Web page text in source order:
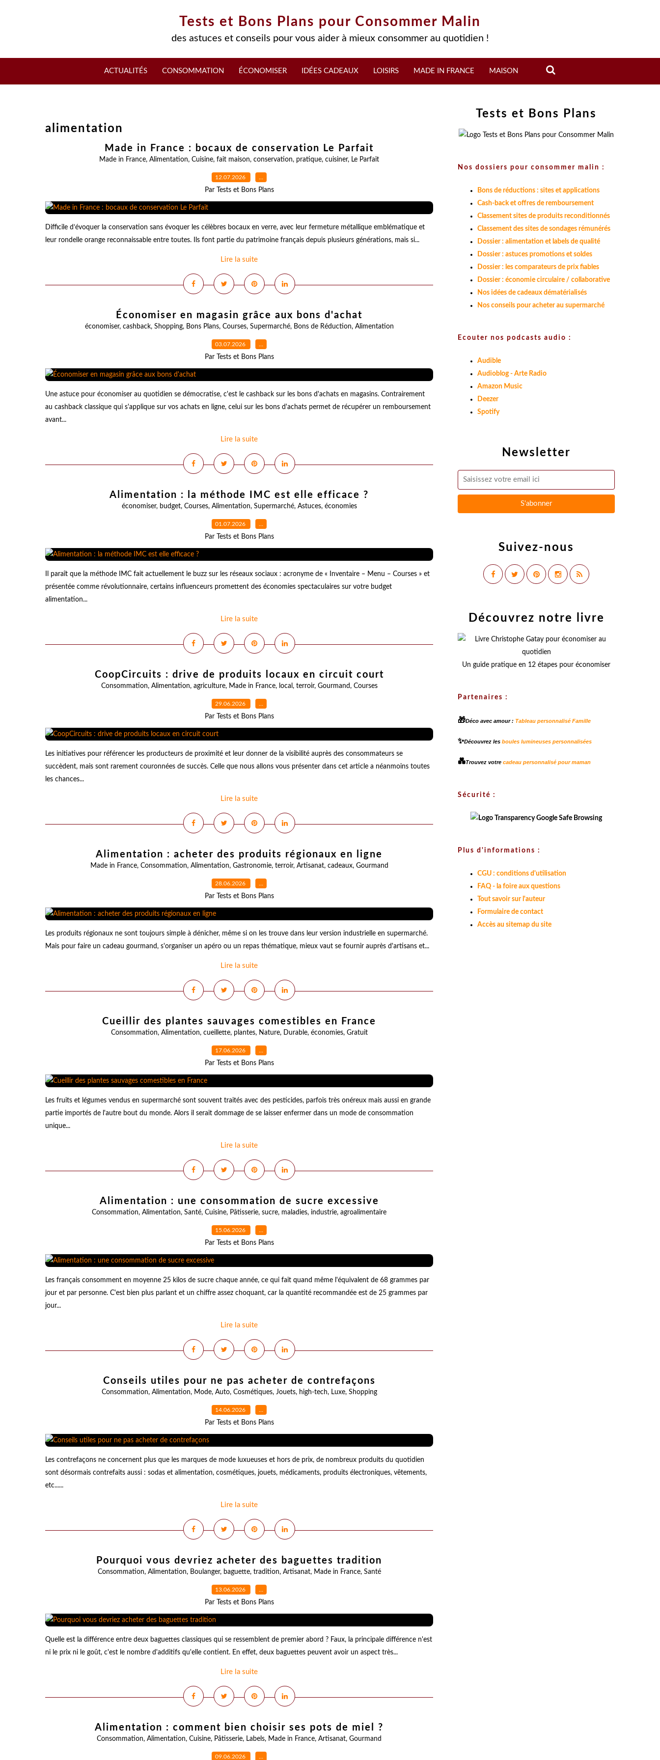
Tests et Bons Plans pour Consommer Malin
des astuces et conseils pour vous aider à mieux consommer au quotidien !
ACTUALITÉS CONSOMMATION ÉCONOMISER IDÉES CADEAUX LOISIRS MADE IN FRANCE MAISON
alimentation
Made in France : bocaux de conservation Le Parfait
Made in France, Alimentation, Cuisine, fait maison, conservation, pratique, cuisiner, Le Parfait
12.07.2026 …
Par Tests et Bons Plans
Difficile d’évoquer la conservation sans évoquer les célèbres bocaux en verre, avec leur fermeture métallique emblématique et
leur rondelle orange reconnaissable entre toutes. Ils font partie du patrimoine français depuis plusieurs générations, mais si...
Lire la suite
Économiser en magasin grâce aux bons d'achat
économiser, cashback, Shopping, Bons Plans, Courses, Supermarché, Bons de Réduction, Alimentation
03.07.2026 …
Par Tests et Bons Plans
Une astuce pour économiser au quotidien se démocratise, c'est le cashback sur les bons d'achats en magasins. Contrairement
au cashback classique qui s'applique sur vos achats en ligne, celui sur les bons d'achats permet de récupérer un remboursement
avant...
Lire la suite
Alimentation : la méthode IMC est elle efficace ?
économiser, budget, Courses, Alimentation, Supermarché, Astuces, économies
01.07.2026 …
Par Tests et Bons Plans
Il paraît que la méthode IMC fait actuellement le buzz sur les réseaux sociaux : acronyme de « Inventaire – Menu – Courses » et
présentée comme révolutionnaire, certains influenceurs promettent des économies spectaculaires sur votre budget
alimentation...
Lire la suite
CoopCircuits : drive de produits locaux en circuit court
Consommation, Alimentation, agriculture, Made in France, local , terroir, Gourmand, Courses
29.06.2026 …
Par Tests et Bons Plans
Les initiatives pour référencer les producteurs de proximité et leur donner de la visibilité auprès des consommateurs se
succèdent, mais sont rarement couronnées de succès. Celle que nous allons vous présenter dans cet article a néanmoins toutes
les chances...
Lire la suite
Alimentation : acheter des produits régionaux en ligne
Made in France, Consommation, Alimentation, Gastronomie, terroir, Artisanat, cadeaux, Gourmand
28.06.2026 …
Par Tests et Bons Plans
Les produits régionaux ne sont toujours simple à dénicher, même si on les trouve dans leur version industrielle en supermarché.
Mais pour faire un cadeau gourmand, s'organiser un apéro ou un repas thématique, mieux vaut se fournir auprès d'artisans et...
Lire la suite
Cueillir des plantes sauvages comestibles en France
Consommation, Alimentation, cueillette, plantes, Nature, Durable, économies, Gratuit
17.06.2026 …
Par Tests et Bons Plans
Les fruits et légumes vendus en supermarché sont souvent traités avec des pesticides, parfois très onéreux mais aussi en grande
partie importés de l'autre bout du monde. Alors il serait dommage de se laisser enfermer dans un mode de consommation
unique...
Lire la suite
Alimentation : une consommation de sucre excessive
Consommation, Alimentation, Santé, Cuisine, Pâtisserie, sucre, maladies, industrie, agroalimentaire
15.06.2026 …
Par Tests et Bons Plans
Les français consomment en moyenne 25 kilos de sucre chaque année, ce qui fait quand même l'équivalent de 68 grammes par
jour et par personne. C'est bien plus parlant et un chiffre assez choquant, car la quantité recommandée est de 25 grammes par
jour...
Lire la suite
Conseils utiles pour ne pas acheter de contrefaçons
Consommation, Alimentation, Mode, Auto, Cosmétiques, Jouets, high-tech, Luxe, Shopping
14.06.2026 …
Par Tests et Bons Plans
Les contrefaçons ne concernent plus que les marques de mode luxueuses et hors de prix, de nombreux produits du quotidien
sont désormais contrefaits aussi : sodas et alimentation, cosmétiques, jouets, médicaments, produits électroniques, vêtements,
etc......
Lire la suite
Pourquoi vous devriez acheter des baguettes tradition
Consommation, Alimentation, Boulanger, baguette, tradition, Artisanat, Made in France, Santé
13.06.2026 …
Par Tests et Bons Plans
Quelle est la différence entre deux baguettes classiques qui se ressemblent de premier abord ? Faux, la principale différence n'est
ni le prix ni le goût, c'est le nombre d'additifs qu'elle contient. En effet, deux baguettes peuvent avoir un aspect très...
Lire la suite
Alimentation : comment bien choisir ses pots de miel ?
Consommation, Alimentation, Cuisine, Pâtisserie, Labels, Made in France, Artisanat, Gourmand
09.06.2026 …
Newsletter
Suivez-nous
Tests et Bons Plans
Nos dossiers pour consommer malin :
Bons de réductions : sites et applications
Cash-back et offres de remboursement
Classement sites de produits reconditionnés
Classement des sites de sondages rémunérés
Dossier : alimentation et labels de qualité
Dossier : astuces promotions et soldes
Dossier : les comparateurs de prix fiables
Dossier : économie circulaire / collaborative
Nos idées de cadeaux dématérialisés
Nos conseils pour acheter au supermarché
Ecouter nos podcasts audio :
Audible
Audioblog - Arte Radio
Amazon Music
Deezer
Spotify
Découvrez notre livre
Un guide pratique en 12 étapes pour économiser
Partenaires :
🎁Déco avec amour : Tableau personnalisé Famille
✨Découvrez les boules lumineuses personnalisées
💑Trouvez votre cadeau personnalisé pour maman
Sécurité :
Plus d'informations :
CGU : conditions d'utilisation
FAQ - la foire aux questions
Tout savoir sur l'auteur
Formulaire de contact
Accès au sitemap du site